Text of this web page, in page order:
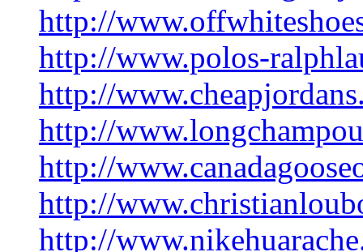
http://
http://www.polos-
http://
http://
http://
http://
http://